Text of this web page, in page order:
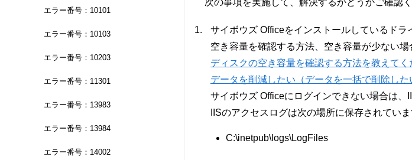
エラー番号：10101
エラー番号：10103
エラー番号：10203
エラー番号：11301
エラー番号：13983
エラー番号：13984
エラー番号：14002
次の事項を実施して、解決するかどうかご確認く
サイボウズ Officeをインストールしているド
空き容量を確認する方法、空き容量が少ない
ディスクの空き容量を確認する方法を教えてく
データを削減したい（データを一括で削除した
サイボウズ Officeにログインできない場合は、
IISのアクセスログは次の場所に保存されていま
C:\inetpub\logs\LogFiles